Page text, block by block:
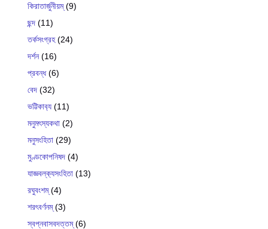
কিরাতার্জুনীয়ম্(9)
ছন্দ (11)
তর্কসংগ্রহ(24)
দর্শন(16)
প্রবন্ধ(6)
বেদ (32)
ভট্টিকাব‍্য (11)
মনুমৎস্যকথা (2)
মনুসংহিতা (29)
মুণ্ডকোপনিষদ (4)
যাজ্ঞবল্ক‍্যসংহিতা (13)
রঘুবংশম্(4)
শরৎবর্ণনম্(3)
স্বপ্নবাসবদত্তম্(6)